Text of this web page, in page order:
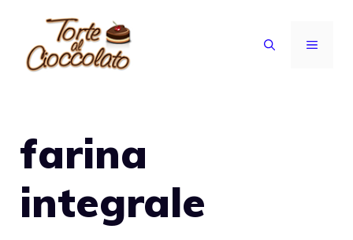
contenuto
MENU
farina
integrale